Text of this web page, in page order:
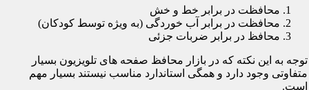
محافظت در برابر خط و خش
محافظت در برابر آب خوردگی (به ویژه توسط کودکان)
محافظ در برابر ضربات جزئی
توجه به این نکته که در بازار محافظ صفحه های تلویزیون بسیار
متفاوتی وجود دارد و همگی استاندارد مناسب نیستند بسیار مهم
است.